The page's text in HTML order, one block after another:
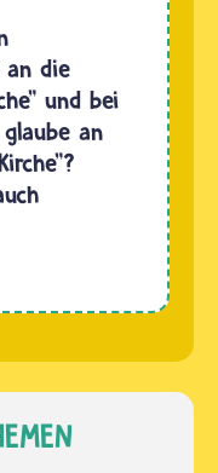
an die
und bei
an